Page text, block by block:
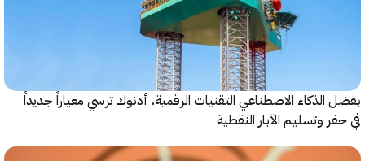
الاصطناعي التقنيات الرقمية، أدنوك ترسي معياراً جديداً
وتسليم الآبار النقطية